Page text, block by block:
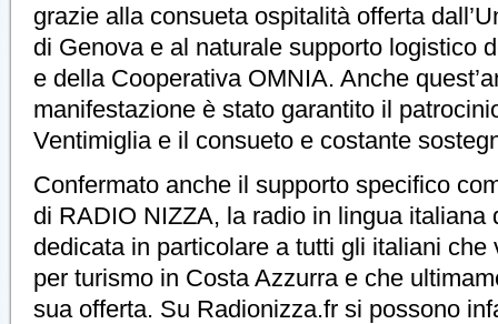
grazie alla consueta ospitalità offerta
di Genova e al naturale supporto logistico
e della Cooperativa OMNIA. Anche
manifestazione è stato garantito il
Ventimiglia e il consueto e costante
Confermato anche il supporto specifico
di RADIO NIZZA, la radio in lingua italiana
dedicata in particolare a tutti gli italiani che
per turismo in Costa Azzurra e che
sua offerta. Su Radionizza.fr si possono